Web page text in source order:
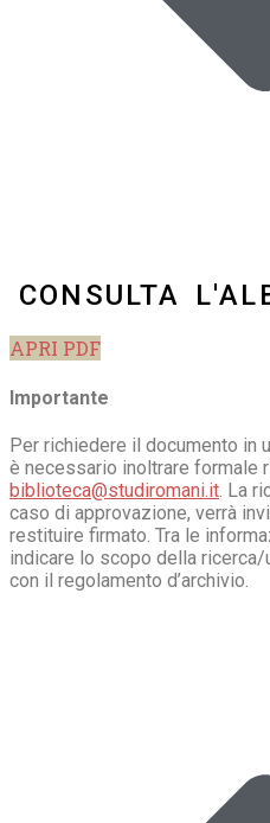
CONSULTA
APRI PDF
Importante
Per richiedere il documento in
è necessario inoltrare formale
biblioteca@studiromani.it. La
caso di approvazione, verrà
restituire firmato. Tra le
indicare lo scopo della
con il regolamento d’archivio.